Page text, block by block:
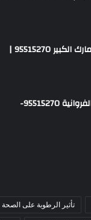
شركة كشف خرير المياه بمارك الكبير 95515270 |
شركة كشف خرير المياه بالفروانية 95515270-
تأثير الرطوبة على الصحة